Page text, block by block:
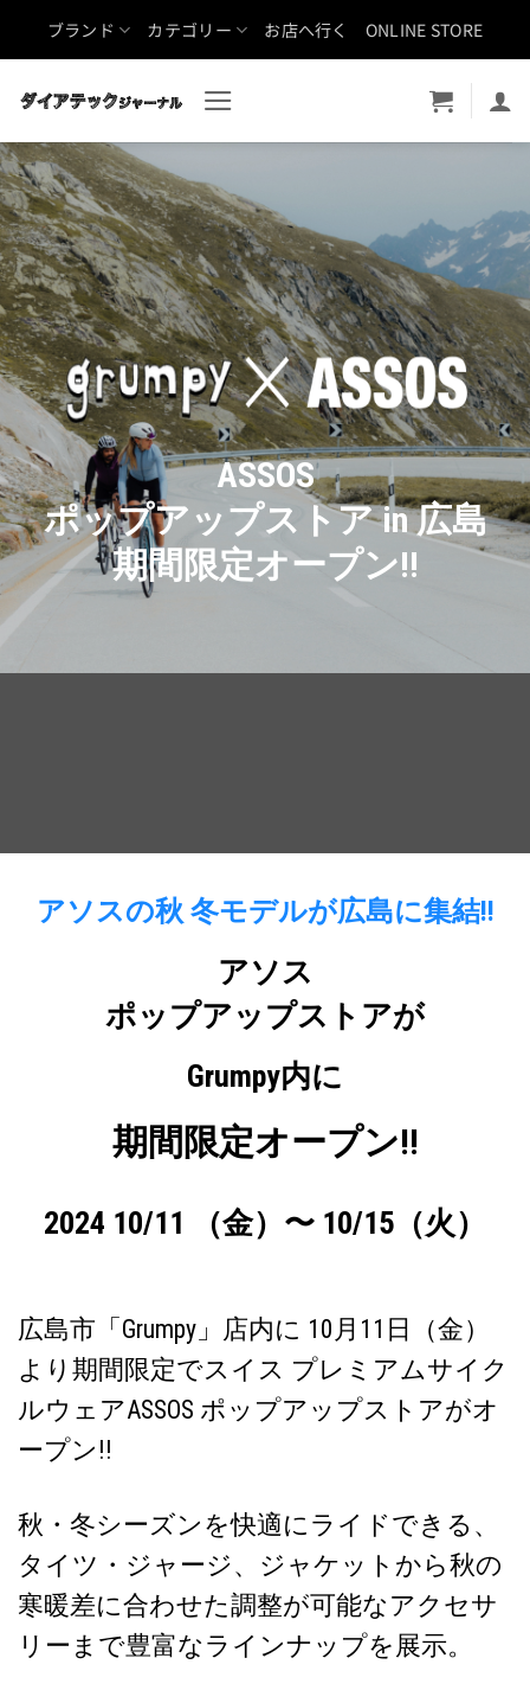
ブランド カテゴリー お店へ行く ONLINE STORE
ASSOS
ポップアップストア in 広島
期間限定オープン!!
アソスの秋 冬モデルが広島に集結!!
アソス
ポップアップストアが
Grumpy内に
期間限定オープン!!
2024 10/11 （金）〜 10/15（火）
広島市「Grumpy」店内に 10月11日（金）
より期間限定でスイス プレミアムサイク
ルウェアASSOS ポップアップストアがオ
ープン!!
秋・冬シーズンを快適にライドできる、
タイツ・ジャージ、ジャケットから秋の
寒暖差に合わせた調整が可能なアクセサ
リーまで豊富なラインナップを展示。